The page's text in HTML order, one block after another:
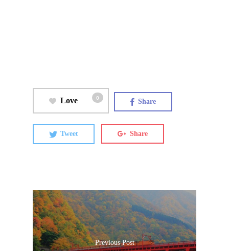
Love 0 Share
Tweet Share
Previous Post